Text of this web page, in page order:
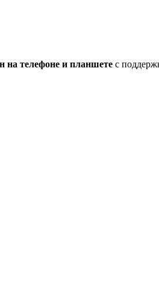
на телефоне и планшете с